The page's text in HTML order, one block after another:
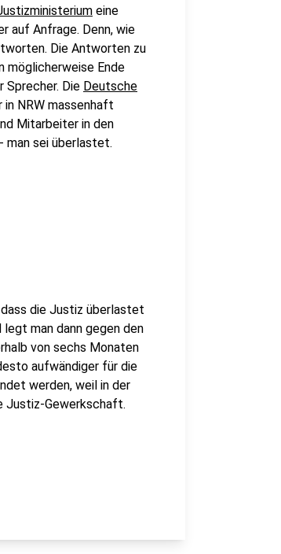
eine
auf Anfrage. Denn, wie
Die Antworten zu
möglicherweise Ende
Sprecher. Die Deutsche
NRW massenhaft
Mitarbeiter in den
sei überlastet.
die Justiz überlastet
man dann gegen den
von sechs Monaten
aufwändiger für die
werden, weil in der
Justiz-Gewerkschaft.